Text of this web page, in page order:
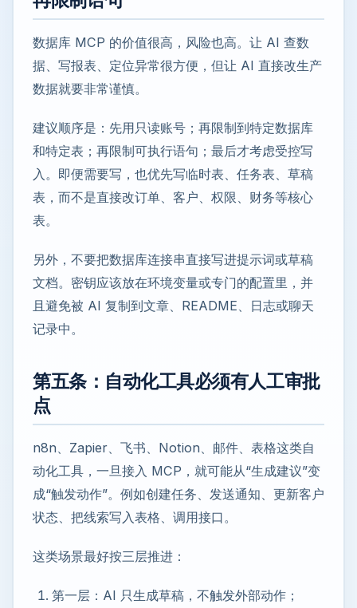
数据库 MCP 的价值很高，风险也高。让 AI 查数
据、写报表、定位异常很方便，但让 AI 直接改生产
数据就要非常谨慎。
建议顺序是：先用只读账号；再限制到特定数据库
和特定表；再限制可执行语句；最后才考虑受控写
入。即便需要写，也优先写临时表、任务表、草稿
表，而不是直接改订单、客户、权限、财务等核心
表。
另外，不要把数据库连接串直接写进提示词或草稿
文档。密钥应该放在环境变量或专门的配置里，并
且避免被 AI 复制到文章、README、日志或聊天
记录中。
第五条：自动化工具必须有人工审批
点
n8n、Zapier、飞书、Notion、邮件、表格这类自
动化工具，一旦接入 MCP，就可能从“生成建议”变
成“触发动作”。例如创建任务、发送通知、更新客户
状态、把线索写入表格、调用接口。
这类场景最好按三层推进：
第一层：AI 只生成草稿，不触发外部动作；